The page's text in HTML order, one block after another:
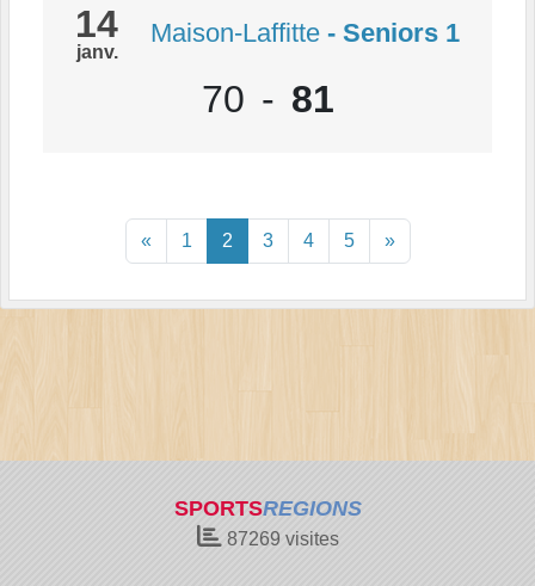
14
janv.
Maison-Laffitte - Seniors 1
70 - 81
« 1 2 3 4 5 »
SPORTSREGIONS
87269 visites